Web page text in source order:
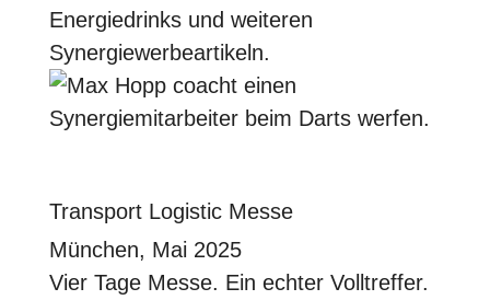
Transport Logistic Messe
München, Mai 2025
Vier Tage Messe. Ein echter Volltreffer.